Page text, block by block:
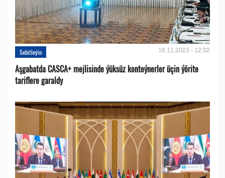
Sebitleýin 16.11.2023 - 12:02
Aşgabatda CASCA+ mejlisinde ýüksüz konteýnerler üçin ýörite
tariflere garaldy